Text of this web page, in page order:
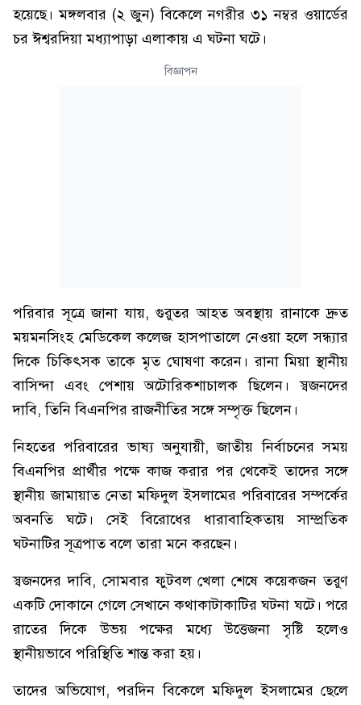
হয়েছে। মঙ্গলবার (২ জুন) বিকেলে নগরীর ৩১ নম্বর ওয়ার্ডের
চর ঈশ্বরদিয়া মধ্যাপাড়া এলাকায় এ ঘটনা ঘটে।
বিজ্ঞাপন
পরিবার সূত্রে জানা যায়, গুরুতর আহত অবস্থায় রানাকে দ্রুত
ময়মনসিংহ মেডিকেল কলেজ হাসপাতালে নেওয়া হলে সন্ধ্যার
দিকে চিকিৎসক তাকে মৃত ঘোষণা করেন। রানা মিয়া স্থানীয়
বাসিন্দা এবং পেশায় অটোরিকশাচালক ছিলেন। স্বজনদের
দাবি, তিনি বিএনপির রাজনীতির সঙ্গে সম্পৃক্ত ছিলেন।
নিহতের পরিবারের ভাষ্য অনুযায়ী, জাতীয় নির্বাচনের সময়
বিএনপির প্রার্থীর পক্ষে কাজ করার পর থেকেই তাদের সঙ্গে
স্থানীয় জামায়াত নেতা মফিদুল ইসলামের পরিবারের সম্পর্কের
অবনতি ঘটে। সেই বিরোধের ধারাবাহিকতায় সাম্প্রতিক
ঘটনাটির সূত্রপাত বলে তারা মনে করছেন।
স্বজনদের দাবি, সোমবার ফুটবল খেলা শেষে কয়েকজন তরুণ
একটি দোকানে গেলে সেখানে কথাকাটাকাটির ঘটনা ঘটে। পরে
রাতের দিকে উভয় পক্ষের মধ্যে উত্তেজনা সৃষ্টি হলেও
স্থানীয়ভাবে পরিস্থিতি শান্ত করা হয়।
তাদের অভিযোগ, পরদিন বিকেলে মফিদুল ইসলামের ছেলে